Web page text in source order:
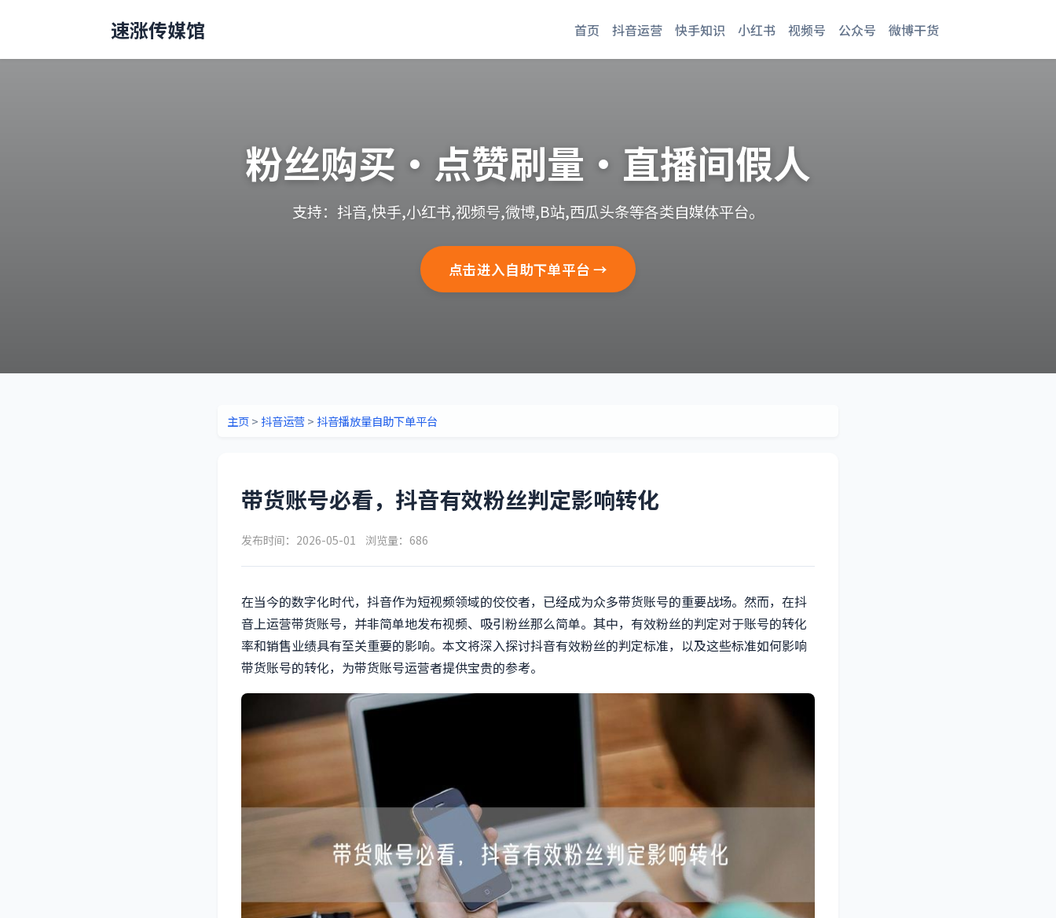
速涨传媒馆 首页 抖音运营 快手知识 小红书 视频号 公众号 微博干货
粉丝购买·点赞刷量·直播间假人
支持：抖音,快手,小红书,视频号,微博,B站,西瓜头条等各类自媒体平台。
点击进入自助下单平台 →
主页> 抖音运营> 抖音播放量自助下单平台
带货账号必看，抖音有效粉丝判定影响转化
发布时间：2026-05-01 浏览量：686
在当今的数字化时代，抖音作为短视频领域的佼佼者，已经成为众多带货账号的重要战场。然而，在抖
音上运营带货账号，并非简单地发布视频、吸引粉丝那么简单。其中，有效粉丝的判定对于账号的转化
率和销售业绩具有至关重要的影响。本文将深入探讨抖音有效粉丝的判定标准，以及这些标准如何影响
带货账号的转化，为带货账号运营者提供宝贵的参考。